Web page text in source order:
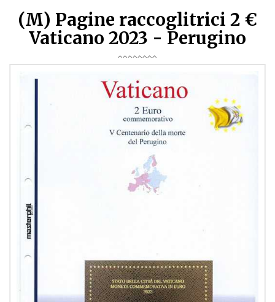
(M) Pagine raccoglitrici 2 €
Vaticano 2023 - Perugino